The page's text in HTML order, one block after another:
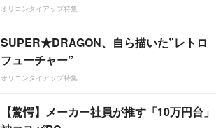
オリコンタイアップ特集
SUPER★DRAGON、自ら描いた”レトロ
フューチャー”
オリコンタイアップ特集
【驚愕】メーカー社員が推す「10万円台」